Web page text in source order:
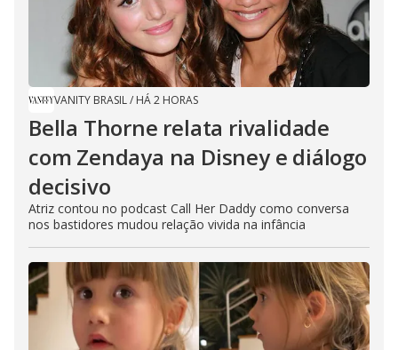
VANITY BRASIL/ HÁ 2 HORAS
Bella Thorne relata rivalidade
com Zendaya na Disney e diálogo
decisivo
Atriz contou no podcast Call Her Daddy como conversa
nos bastidores mudou relação vivida na infância